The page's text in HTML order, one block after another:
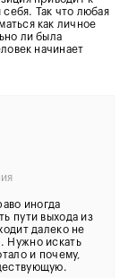
Так что любая
как личное
ли была
начинает
иногда
пути выхода из
далеко не
Нужно искать
и почему,